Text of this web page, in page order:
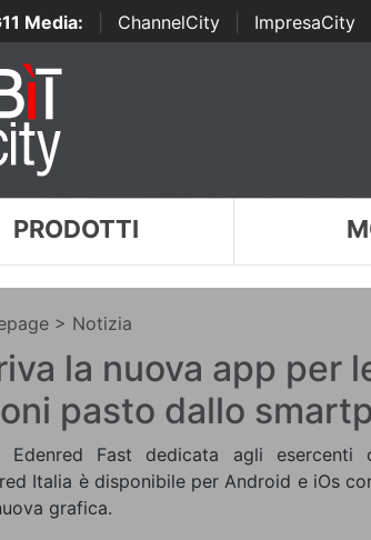
Media: ChannelCity ImpresaCity
PRODOTTI
> Notizia
la nuova app per
pasto dallo
Edenred Fast dedicata agli esercenti
Italia è disponibile per Android e iOs
grafica.